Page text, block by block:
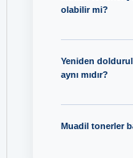
olabilir mi?
Yeniden
aynı mıdır?
Muadil tonerler